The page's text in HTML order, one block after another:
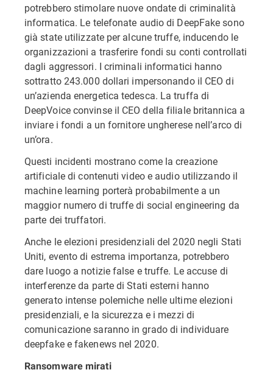
potrebbero stimolare nuove ondate di criminalità
informatica. Le telefonate audio di DeepFake sono
già state utilizzate per alcune truffe, inducendo le
organizzazioni a trasferire fondi su conti controllati
dagli aggressori. I criminali informatici hanno
sottratto 243.000 dollari impersonando il CEO di
un’azienda energetica tedesca. La truffa di
DeepVoice convinse il CEO della filiale britannica a
inviare i fondi a un fornitore ungherese nell’arco di
un’ora.
Questi incidenti mostrano come la creazione
artificiale di contenuti video e audio utilizzando il
machine learning porterà probabilmente a un
maggior numero di truffe di social engineering da
parte dei truffatori.
Anche le elezioni presidenziali del 2020 negli Stati
Uniti, evento di estrema importanza, potrebbero
dare luogo a notizie false e truffe. Le accuse di
interferenze da parte di Stati esterni hanno
generato intense polemiche nelle ultime elezioni
presidenziali, e la sicurezza e i mezzi di
comunicazione saranno in grado di individuare
deepfake e fakenews nel 2020.
Ransomware mirati